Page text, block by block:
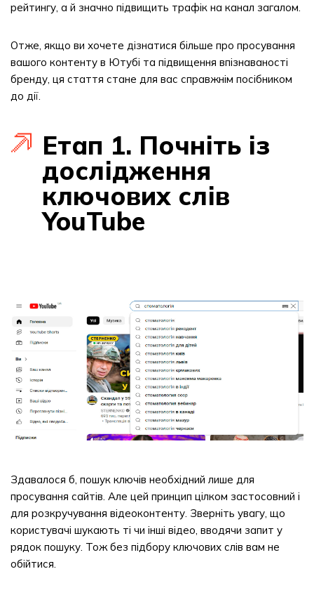
рейтингу, а й значно підвищить трафік на канал загалом.
Отже, якщо ви хочете дізнатися більше про просування
вашого контенту в Ютубі та підвищення впізнаваності
бренду, ця стаття стане для вас справжнім посібником
до дії.
Етап 1. Почніть із
дослідження
ключових слів
YouTube
Здавалося б, пошук ключів необхідний лише для
просування сайтів. Але цей принцип цілком застосовний і
для розкручування відеоконтенту. Зверніть увагу, що
користувачі шукають ті чи інші відео, вводячи запит у
рядок пошуку. Тож без підбору ключових слів вам не
обійтися.